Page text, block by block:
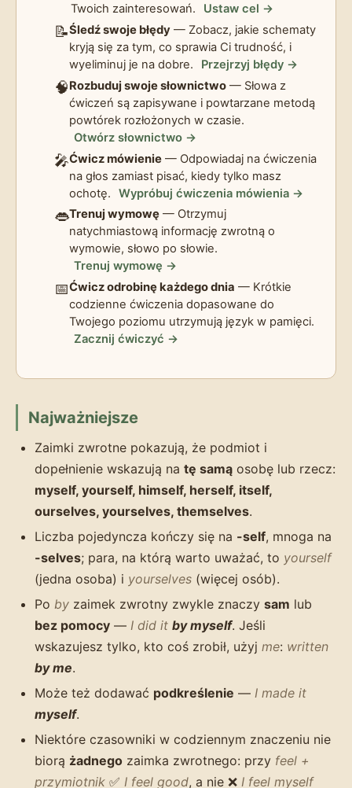
Twoich zainteresowań.
Ustaw cel →
📝Śledź swoje błędy — Zobacz, jakie schematy
kryją się za tym, co sprawia Ci trudność, i
wyeliminuj je na dobre.
Przejrzyj błędy →
🧠Rozbuduj swoje słownictwo — Słowa z
ćwiczeń są zapisywane i powtarzane metodą
powtórek rozłożonych w czasie.
Otwórz słownictwo →
🎤Ćwicz mówienie — Odpowiadaj na ćwiczenia
na głos zamiast pisać, kiedy tylko masz
ochotę.
Wypróbuj ćwiczenia mówienia →
👄Trenuj wymowę — Otrzymuj
natychmiastową informację zwrotną o
wymowie, słowo po słowie.
Trenuj wymowę →
📅Ćwicz odrobinę każdego dnia — Krótkie
codzienne ćwiczenia dopasowane do
Twojego poziomu utrzymują język w pamięci.
Zacznij ćwiczyć →
Najważniejsze
Zaimki zwrotne pokazują, że podmiot i
dopełnienie wskazują na tę samą osobę lub rzecz:
myself, yourself, himself, herself, itself,
ourselves, yourselves, themselves.
Liczba pojedyncza kończy się na -self, mnoga na
-selves; para, na którą warto uważać, to yourself
(jedna osoba) i yourselves (więcej osób).
Po by zaimek zwrotny zwykle znaczy sam lub
bez pomocy — I did it by myself. Jeśli
wskazujesz tylko, kto coś zrobił, użyj me: written
by me.
Może też dodawać podkreślenie — I made it
myself.
Niektóre czasowniki w codziennym znaczeniu nie
biorą żadnego zaimka zwrotnego: przy feel +
przymiotnik ✅ I feel good, a nie ❌ I feel myself